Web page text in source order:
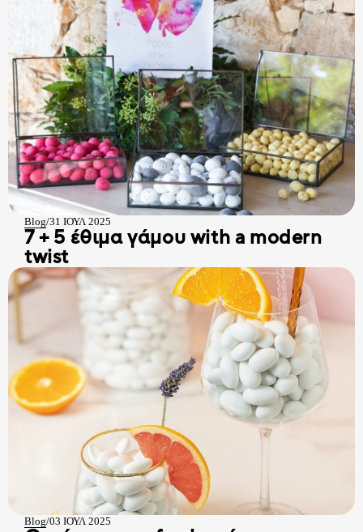
Blog/31 ΙΟΥΛ 2025
7 + 5 έθιμα γάμου with a modern
twist
Blog/03 ΙΟΥΛ 2025